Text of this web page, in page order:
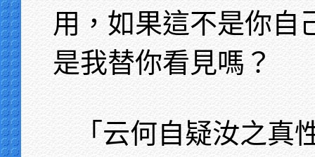
用，如果這不是你自
是我替你看見嗎？
「云何自疑汝之真